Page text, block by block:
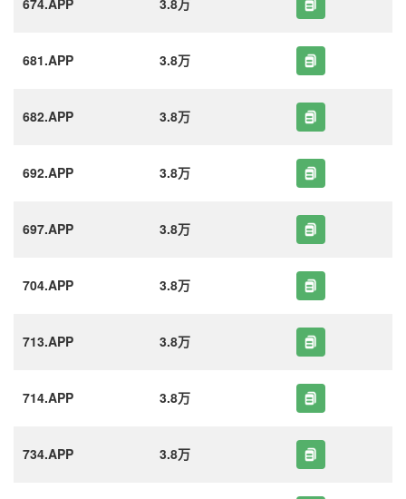
674.APP 3.8万
681.APP 3.8万
682.APP 3.8万
692.APP 3.8万
697.APP 3.8万
704.APP 3.8万
713.APP 3.8万
714.APP 3.8万
734.APP 3.8万